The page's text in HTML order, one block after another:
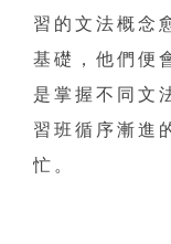
習的文法概念
基礎，他們便
是掌握不同文
習班循序漸進
忙。